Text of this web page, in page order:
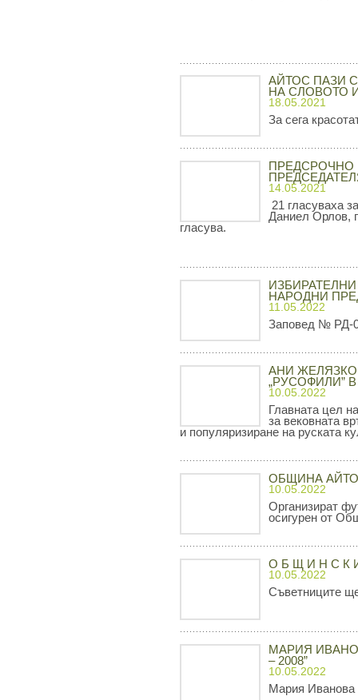
АЙТОС ПАЗИ
НА СЛОВОТО
18.05.2021
За сега
ПРЕДСРОЧНО
14.05.2021
21 гласуваха
Даниел Орлов,
гласува.
НАРОДНИ
11.05.2022
Заповед № РД-
АНИ
„РУСОФИЛИ”
10.05.2022
Главната цел
за вековната
и популяризиране на руската
ОБЩИНА
10.05.2022
Организират
осигурен от
О Б Щ И Н С К
10.05.2022
Съветниците
МАРИЯ
– 2008”
10.05.2022
Мария Иванова